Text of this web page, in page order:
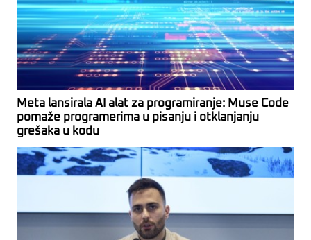
Meta lansirala AI alat za programiranje: Muse Code
pomaže programerima u pisanju i otklanjanju
grešaka u kodu